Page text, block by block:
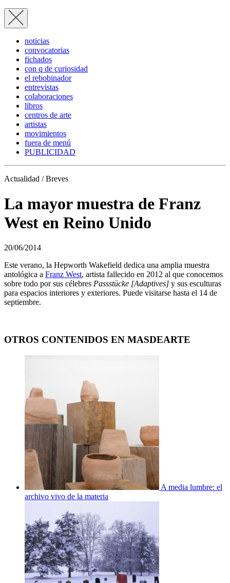
noticias
convocatorias
fichados
con q de curiosidad
el rebobinador
entrevistas
colaboraciones
libros
centros de arte
artistas
movimientos
fuera de menú
PUBLICIDAD
Actualidad / Breves
La mayor muestra de Franz
West en Reino Unido
20/06/2014
Este verano, la Hepworth Wakefield dedica una amplia muestra
antológica a Franz West, artista fallecido en 2012 al que conocemos
sobre todo por sus célebres Passstücke [Adaptives] y sus esculturas
para espacios interiores y exteriores. Puede visitarse hasta el 14 de
septiembre.
OTROS CONTENIDOS EN MASDEARTE
A media lumbre: el
archivo vivo de la materia